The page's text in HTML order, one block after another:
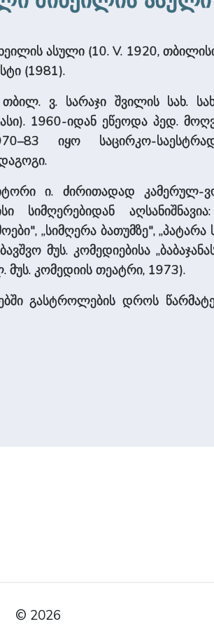
ასული (10. V. 1920,
(1981).
ვ. სარაჯი­­ შვილის სახ.
1960-იდან ეწეოდა პედ.
იყო საცირკო-
ი. ძირითადად კამერულ-
სიმღერებიდან
„სიმღერა ბათუმზე",
მუს. კომედიებისა
კომედიის თეატრი, 1973).
გასტროლების დროს
© 2026